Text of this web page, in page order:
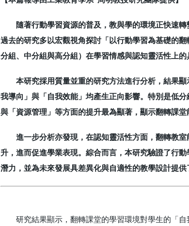
隨著行動學習資源的普及，教與學的環境正快速轉
過去的研究多以宏觀視角探討「以行動學習為基礎的
分組、中分組與高分組）在學習情感與認知靈活性上的
本研究採用質量並重的研究方法進行分析，結果顯
我導向」與「自我效能」均產生正向影響。特別是低
與「資源管理」等方面的提升最為顯著，顯示翻轉課堂
進一步分析亦發現，在認知靈活性方面，翻轉教室
升，進而促進學業表現。綜合而言，本研究驗證了行
潛力，並為未來發展具差異化與自適性的教學設計提供
研究結果顯示，翻轉課堂的學習環境對學生的「自